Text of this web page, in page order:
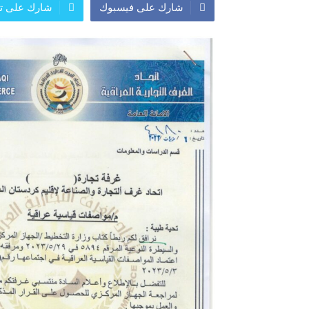
معرض
معرض
اعلان
النشرة الشهرية لاسعار
افتتاح مؤسسة الروشن
شارك على فيسبوك شارك على